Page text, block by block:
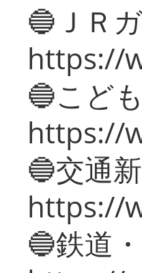
🔵ＪＲ
https://
🔵こど
https://
🔵交通
https://
🔵鉄道